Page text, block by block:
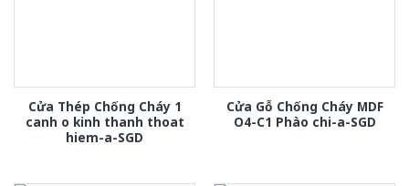
Cửa Thép Chống Cháy 1
canh o kinh thanh thoat
hiem-a-SGD
Cửa Gỗ Chống Cháy MDF
O4-C1 Phào chi-a-SGD